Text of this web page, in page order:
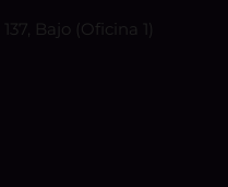
Bajo (Oficina 1)